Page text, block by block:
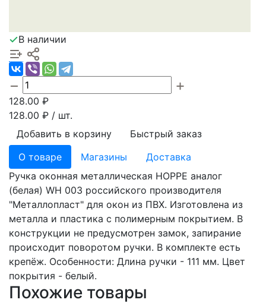
В наличии
128.00 ₽
128.00 ₽ / шт.
Добавить в корзину
Быстрый заказ
О товаре
Магазины
Доставка
Ручка оконная металлическая HOPPE аналог
(белая) WH 003 российского производителя
"Металлопласт" для окон из ПВХ. Изготовлена из
металла и пластика с полимерным покрытием. В
конструкции не предусмотрен замок, запирание
происходит поворотом ручки. В комплекте есть
крепёж. Особенности: Длина ручки - 111 мм. Цвет
покрытия - белый.
Похожие товары